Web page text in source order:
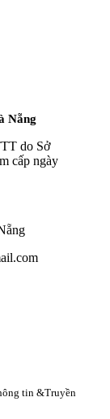
Nẵng
do Sở
cấp ngày
tin &Truyền